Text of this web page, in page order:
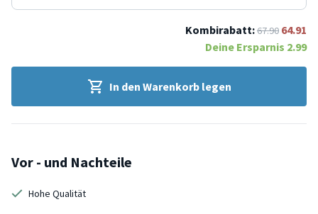
Kombirabatt:67.90 64.91
Deine Ersparnis 2.99
In den Warenkorb legen
Vor - und Nachteile
Hohe Qualität